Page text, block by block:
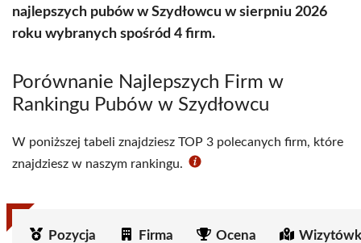
najlepszych pubów w Szydłowcu w sierpniu 2026
roku wybranych spośród 4 firm.
Porównanie Najlepszych Firm w
Rankingu Pubów w Szydłowcu
W poniższej tabeli znajdziesz TOP 3 polecanych firm, które
znajdziesz w naszym rankingu.
Pozycja Firma Ocena